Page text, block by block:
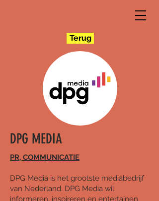
Terug
DPG MEDIA
PR, COMMUNICATIE
DPG Media is het grootste mediabedrijf
van Nederland. DPG Media wil
informeren, inspireren en entertainen.